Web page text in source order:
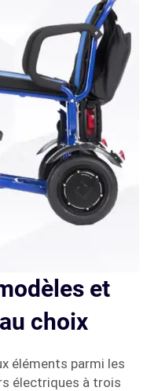
et
choix
éléments parmi les
électriques à trois